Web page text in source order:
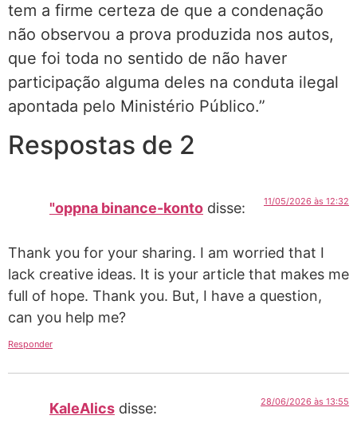
tem a firme certeza de que a condenação
não observou a prova produzida nos autos,
que foi toda no sentido de não haver
participação alguma deles na conduta ilegal
apontada pelo Ministério Público.”
Respostas de 2
"oppna binance-konto disse: 11/05/2026 às 12:32
Thank you for your sharing. I am worried that I
lack creative ideas. It is your article that makes me
full of hope. Thank you. But, I have a question,
can you help me?
Responder
KaleAlics disse: 28/06/2026 às 13:55